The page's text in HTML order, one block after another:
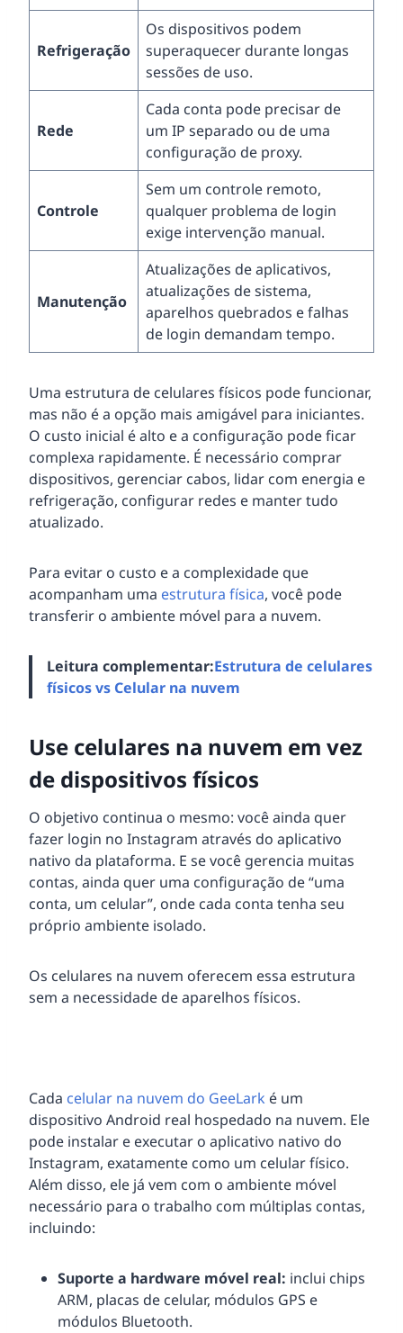
Refrigeração
Os dispositivos podem
superaquecer durante longas
sessões de uso.
Rede
Cada conta pode precisar de
um IP separado ou de uma
configuração de proxy.
Controle
Sem um controle remoto,
qualquer problema de login
exige intervenção manual.
Manutenção
Atualizações de aplicativos,
atualizações de sistema,
aparelhos quebrados e falhas
de login demandam tempo.
Uma estrutura de celulares físicos pode funcionar,
mas não é a opção mais amigável para iniciantes.
O custo inicial é alto e a configuração pode ficar
complexa rapidamente. É necessário comprar
dispositivos, gerenciar cabos, lidar com energia e
refrigeração, configurar redes e manter tudo
atualizado.
Para evitar o custo e a complexidade que
acompanham uma estrutura física, você pode
transferir o ambiente móvel para a nuvem.
Leitura complementar:Estrutura de celulares
físicos vs Celular na nuvem
Use celulares na nuvem em vez
de dispositivos físicos
O objetivo continua o mesmo: você ainda quer
fazer login no Instagram através do aplicativo
nativo da plataforma. E se você gerencia muitas
contas, ainda quer uma configuração de “uma
conta, um celular”, onde cada conta tenha seu
próprio ambiente isolado.
Os celulares na nuvem oferecem essa estrutura
sem a necessidade de aparelhos físicos.
Cada celular na nuvem do GeeLark é um
dispositivo Android real hospedado na nuvem. Ele
pode instalar e executar o aplicativo nativo do
Instagram, exatamente como um celular físico.
Além disso, ele já vem com o ambiente móvel
necessário para o trabalho com múltiplas contas,
incluindo:
Suporte a hardware móvel real: inclui chips
ARM, placas de celular, módulos GPS e
módulos Bluetooth.